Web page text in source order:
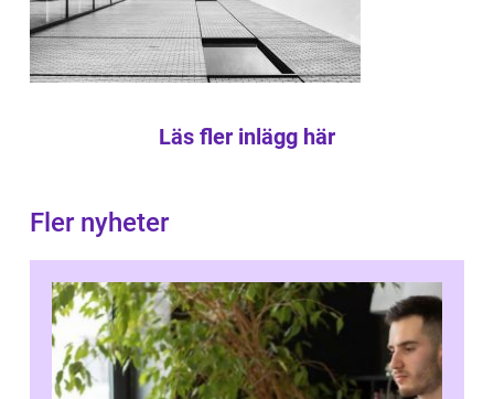
Läs fler inlägg här
Fler nyheter